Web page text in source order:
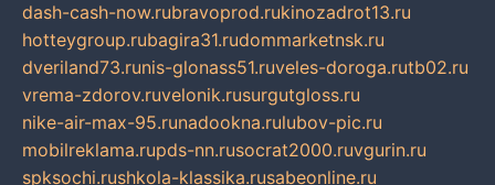
dash-cash-now.rubravoprod.rukinozadrot13.ru
hotteygroup.rubagira31.rudommarketnsk.ru
dveriland73.runis-glonass51.ruveles-doroga.rutb02.ru
vrema-zdorov.ruvelonik.rusurgutgloss.ru
nike-air-max-95.runadookna.rulubov-pic.ru
mobilreklama.rupds-nn.rusocrat2000.ruvgurin.ru
spksochi.rushkola-klassika.rusabeonline.ru